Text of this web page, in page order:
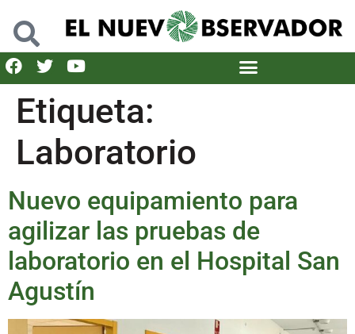
Etiqueta:
Laboratorio
Nuevo equipamiento para
agilizar las pruebas de
laboratorio en el Hospital San
Agustín